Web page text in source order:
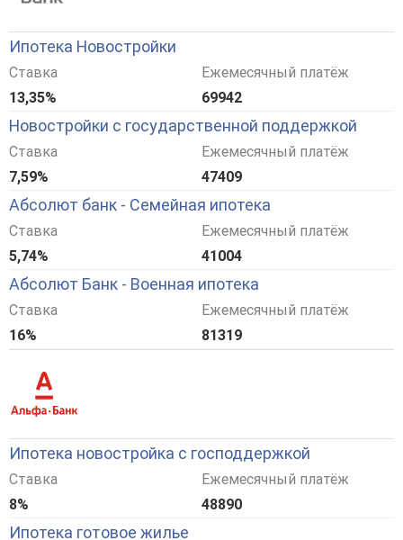
Ипотека Новостройки
Ставка
13,35%
Ежемесячный платёж
69942
Новостройки с государственной поддержкой
Ставка
7,59%
Ежемесячный платёж
47409
Абсолют банк - Семейная ипотека
Ставка
5,74%
Ежемесячный платёж
41004
Абсолют Банк - Военная ипотека
Ставка
16%
Ежемесячный платёж
81319
Ипотека новостройка с господдержкой
Ставка
8%
Ежемесячный платёж
48890
Ипотека готовое жилье